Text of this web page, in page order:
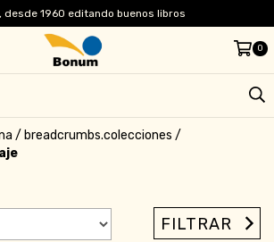
desde 1960 editando buenos libros
0
/ breadcrumbs.colecciones /
FILTRAR